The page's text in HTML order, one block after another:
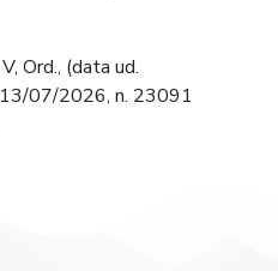
Ord., (data ud.
07/2026, n. 23091